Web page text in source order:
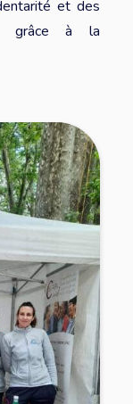
et des
grâce à la